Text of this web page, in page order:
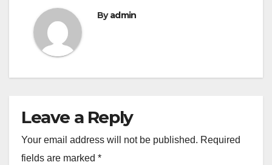
Byadmin
Leave a Reply
Your email address will not be published. Required
fields are marked *